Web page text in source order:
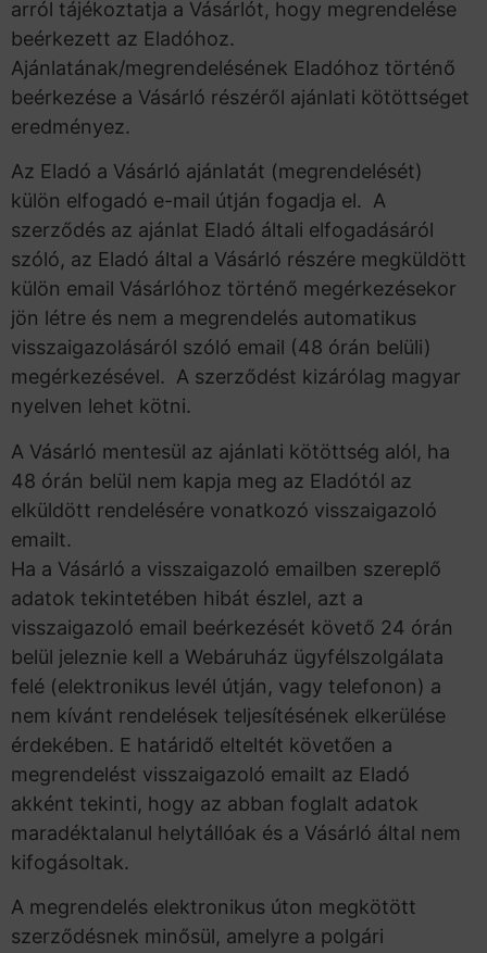
arról tájékoztatja a Vásárlót, hogy megrendelése
beérkezett az Eladóhoz.
Ajánlatának/megrendelésének Eladóhoz történő
beérkezése a Vásárló részéről ajánlati kötöttséget
eredményez.
Az Eladó a Vásárló ajánlatát (megrendelését)
külön elfogadó e-mail útján fogadja el. A
szerződés az ajánlat Eladó általi elfogadásáról
szóló, az Eladó által a Vásárló részére megküldött
külön email Vásárlóhoz történő megérkezésekor
jön létre és nem a megrendelés automatikus
visszaigazolásáról szóló email (48 órán belüli)
megérkezésével. A szerződést kizárólag magyar
nyelven lehet kötni.
A Vásárló mentesül az ajánlati kötöttség alól, ha
48 órán belül nem kapja meg az Eladótól az
elküldött rendelésére vonatkozó visszaigazoló
emailt.
Ha a Vásárló a visszaigazoló emailben szereplő
adatok tekintetében hibát észlel, azt a
visszaigazoló email beérkezését követő 24 órán
belül jeleznie kell a Webáruház ügyfélszolgálata
felé (elektronikus levél útján, vagy telefonon) a
nem kívánt rendelések teljesítésének elkerülése
érdekében. E határidő elteltét követően a
megrendelést visszaigazoló emailt az Eladó
akként tekinti, hogy az abban foglalt adatok
maradéktalanul helytállóak és a Vásárló által nem
kifogásoltak.
A megrendelés elektronikus úton megkötött
szerződésnek minősül, amelyre a polgári